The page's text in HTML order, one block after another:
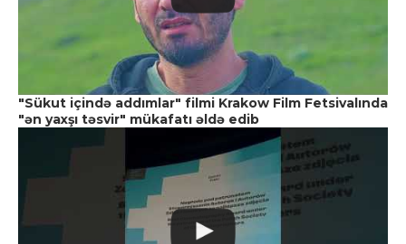
"Sükut içində addımlar" filmi Krakow Film Fetsivalında
"ən yaxşı təsvir" mükafatı əldə edib